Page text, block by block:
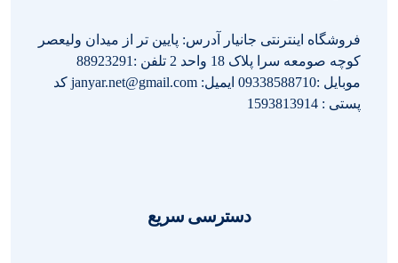
فروشگاه اینترنتی جانیار آدرس: پایین تر از میدان ولیعصر
کوچه صومعه سرا پلاک 18 واحد 2 تلفن :88923291
موبایل :09338588710 ایمیل: janyar.net@gmail.com کد
پستی : 1593813914
دسترسی سریع